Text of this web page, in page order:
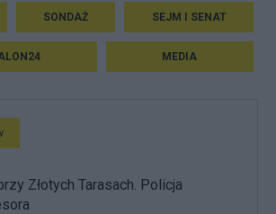
SONDAŻ SEJM I SENAT
MEDIA
Złotych Tarasach. Policja